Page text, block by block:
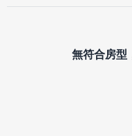
無符合房型